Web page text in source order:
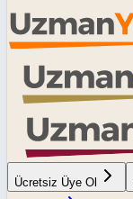
Ücretsiz Üye Ol